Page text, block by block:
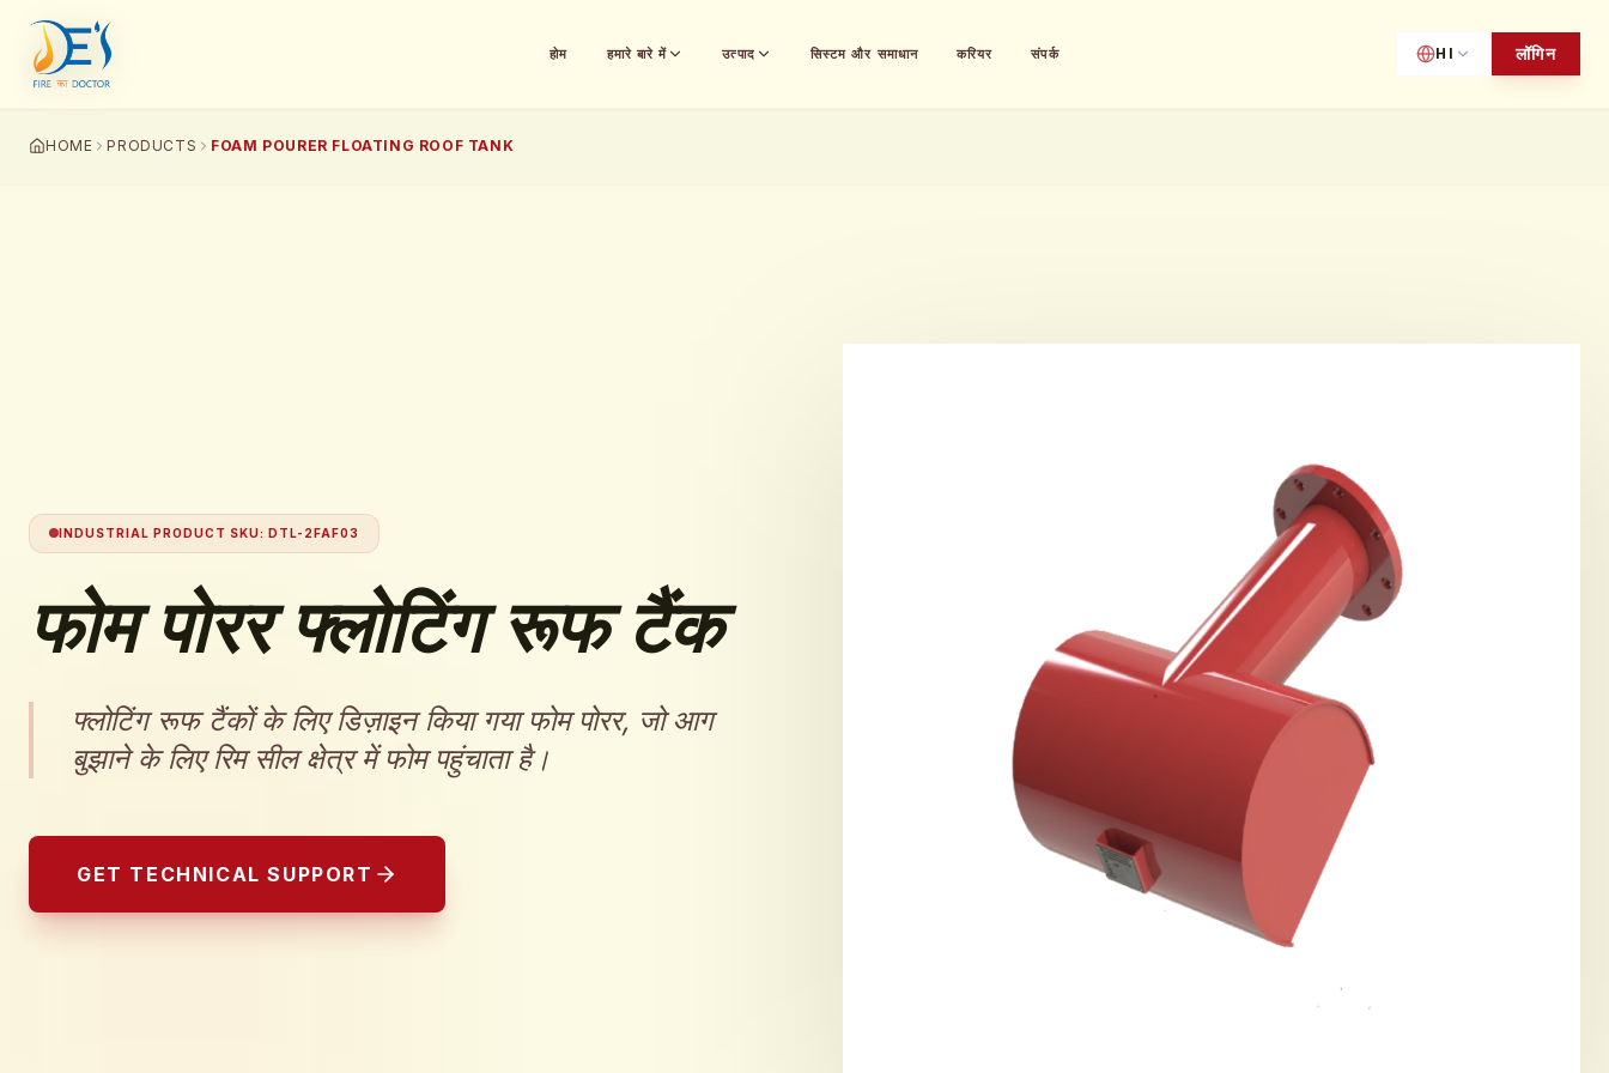
होम हमारे बारे में उत्पाद सिस्टम और समाधान करियर संपर्क HI लॉगिन
HOME PRODUCTS FOAM POURER FLOATING ROOF TANK
INDUSTRIAL PRODUCT SKU: DTL-2FAF03
फोम पोरर फ्लोटिंग रूफ टैंक
फ्लोटिंग रूफ टैंकों के लिए डिज़ाइन किया गया फोम पोरर, जो आग
बुझाने के लिए रिम सील क्षेत्र में फोम पहुंचाता है।
GET TECHNICAL SUPPORT